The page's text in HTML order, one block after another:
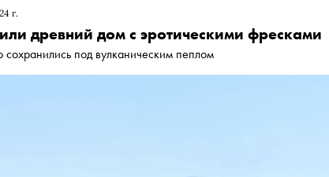
г.
древний дом с эротическими фресками
под вулканическим пеплом